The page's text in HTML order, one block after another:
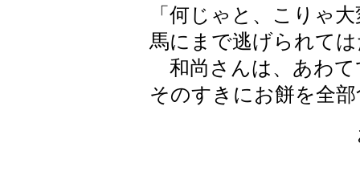
「何じゃと、こりゃ
馬にまで逃げられて
和尚さんは、あわて
そのすきにお餅を全